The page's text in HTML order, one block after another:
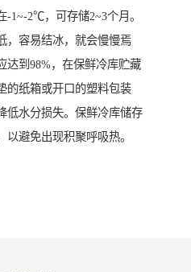
2℃，可存储2~3个月。
，容易结冰，就会慢慢焉
达到98%，在保鲜冷库贮藏
的纸箱或开口的塑料包装
低水分损失。保鲜冷库储存
避免出现积聚呼吸热。